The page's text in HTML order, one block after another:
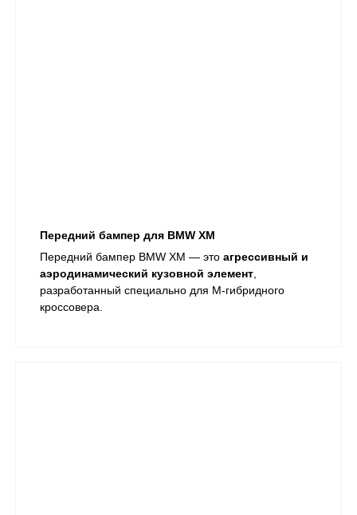
Передний бампер для BMW XM
Передний бампер BMW XM — это агрессивный и
аэродинамический кузовной элемент
разработанный специально для M-гибридного
кроссовера.